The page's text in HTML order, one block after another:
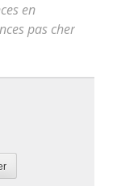
en
pas cher